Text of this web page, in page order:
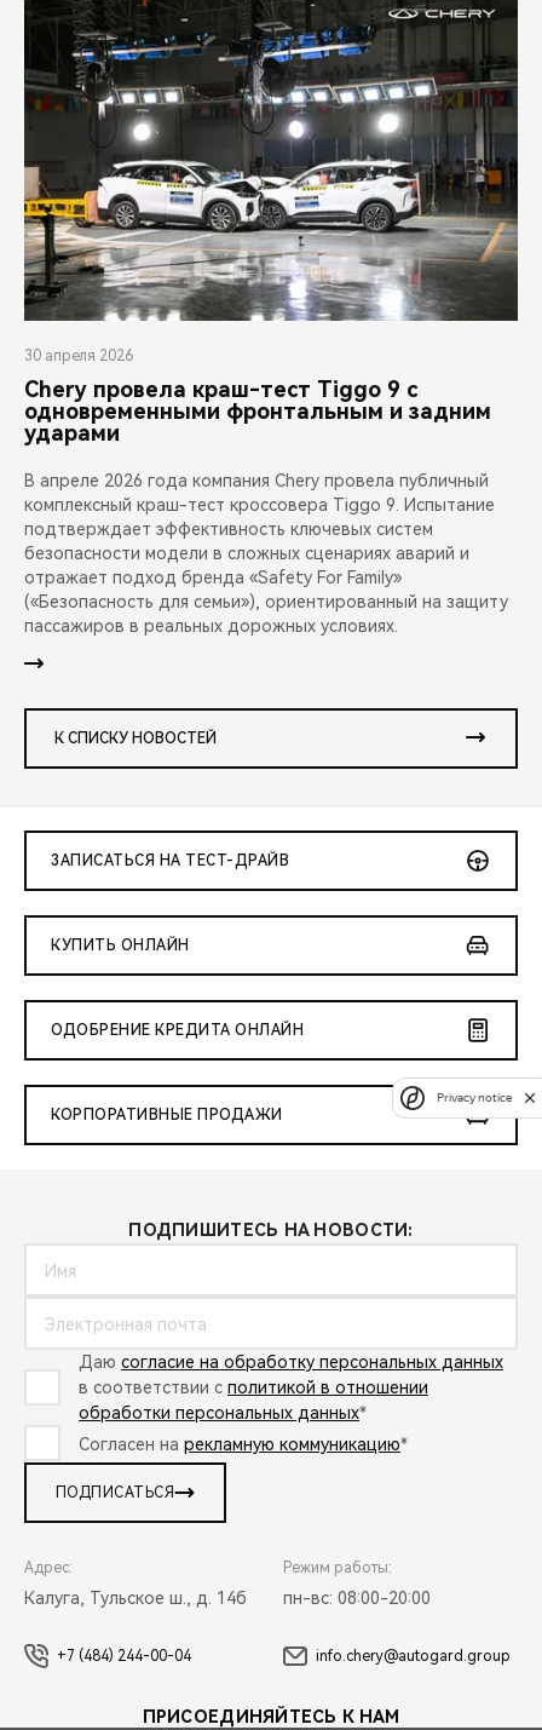
30 апреля 2026
Chery провела краш-тест Tiggo 9 с
одновременными фронтальным и задним
ударами
В апреле 2026 года компания Chery провела публичный
комплексный краш-тест кроссовера Tiggo 9. Испытание
подтверждает эффективность ключевых систем
безопасности модели в сложных сценариях аварий и
отражает подход бренда «Safety For Family»
(«Безопасность для семьи»), ориентированный на защиту
пассажиров в реальных дорожных условиях.
К СПИСКУ НОВОСТЕЙ
ЗАПИСАТЬСЯ НА ТЕСТ-ДРАЙВ
КУПИТЬ ОНЛАЙН
ОДОБРЕНИЕ КРЕДИТА ОНЛАЙН
КОРПОРАТИВНЫЕ ПРОДАЖИ
ПОДПИШИТЕСЬ НА НОВОСТИ:
Даю согласие на обработку персональных данных
в соответствии с политикой в отношении
обработки персональных данных*
Согласен на рекламную коммуникацию*
ПОДПИСАТЬСЯ
Адрес:
Калуга, Тульское ш., д. 14б
Режим работы:
пн-вс: 08:00-20:00
+7 (484) 244-00-04 info.chery@autogard.group
ПРИСОЕДИНЯЙТЕСЬ К НАМ
Privacy notice